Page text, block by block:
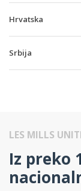
Hrvatska
Srbija
LES MILLS
Iz preko